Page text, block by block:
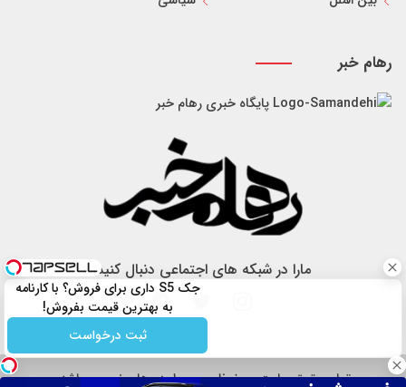
رهام خبر
پایگاه خبری رهام خبر
مارا در شبکه های اجتماعی دنبال کنید
تمام حقوق سایت محفوظ و مربوط به رهام خبر می باشد.
جک S5 داری برای فروش؟ با کارنامه
به بهترین قیمت بفروش!
ثبت درخواست